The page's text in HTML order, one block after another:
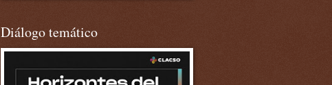
Diálogo temático